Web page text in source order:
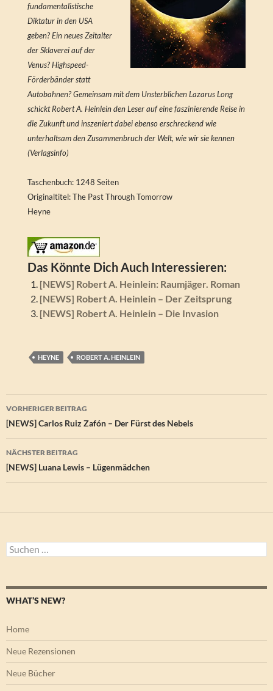
fundamentalistische
Diktatur in den USA
geben? Ein neues Zeitalter
der Sklaverei auf der
Venus? Highspeed-
Förderbänder statt
Autobahnen? Gemeinsam mit dem Unsterblichen Lazarus Long
schickt Robert A. Heinlein den Leser auf eine faszinierende Reise in
die Zukunft und inszeniert dabei ebenso erschreckend wie
unterhaltsam den Zusammenbruch der Welt, wie wir sie kennen
(Verlagsinfo)
Taschenbuch: 1248 Seiten
Originaltitel: The Past Through Tomorrow
Heyne
Das Könnte Dich Auch Interessieren:
[NEWS] Robert A. Heinlein: Raumjäger. Roman
[NEWS] Robert A. Heinlein – Der Zeitsprung
[NEWS] Robert A. Heinlein – Die Invasion
HEYNE ROBERT A. HEINLEIN
Beitragsnavigation
VORHERIGER BEITRAG
[NEWS] Carlos Ruiz Zafón – Der Fürst des Nebels
NÄCHSTER BEITRAG
[NEWS] Luana Lewis – Lügenmädchen
Suchen
nach:
WHAT’S NEW?
Home
Neue Rezensionen
Neue Bücher